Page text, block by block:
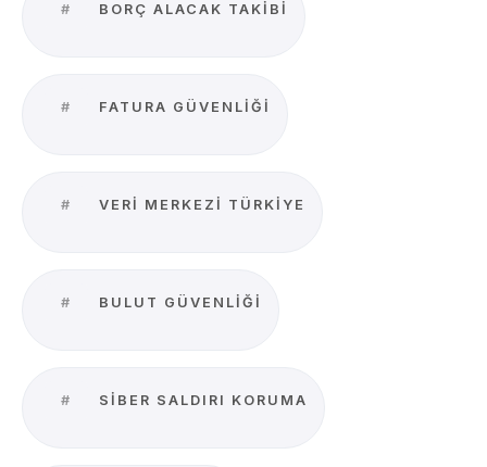
# BORÇ ALACAK TAKIBI
# FATURA GÜVENLIĞI
# VERI MERKEZI TÜRKIYE
# BULUT GÜVENLIĞI
# SIBER SALDIRI KORUMA